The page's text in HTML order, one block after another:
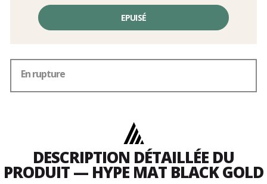
unitaire,
EPUISÉ
En rupture
DESCRIPTION DÉTAILLÉE DU
PRODUIT — HYPE MAT BLACK GOLD